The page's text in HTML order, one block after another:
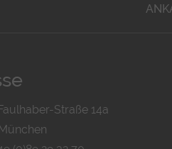
Straße 14a